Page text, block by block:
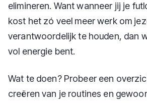
elimineren. Want wanneer jij je
kost het zó veel meer werk om
verantwoordelijk te houden, dan
vol energie bent.
Wat te doen? Probeer een
creëren van je routines en